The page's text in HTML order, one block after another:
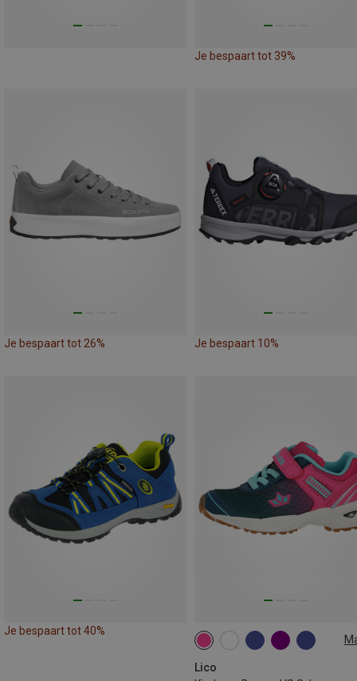
Je bespaart tot 39%
Je bespaart tot 26% Je bespaart 10%
Je bespaart tot 40%
Lico